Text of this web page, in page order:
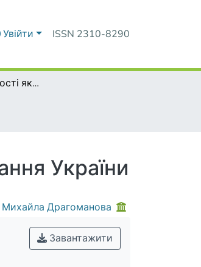
Увійти ISSN 2310-8290
Європейські цінності як основа стабільності і процвітання України
України
Михайла Драгоманова
Завантажити